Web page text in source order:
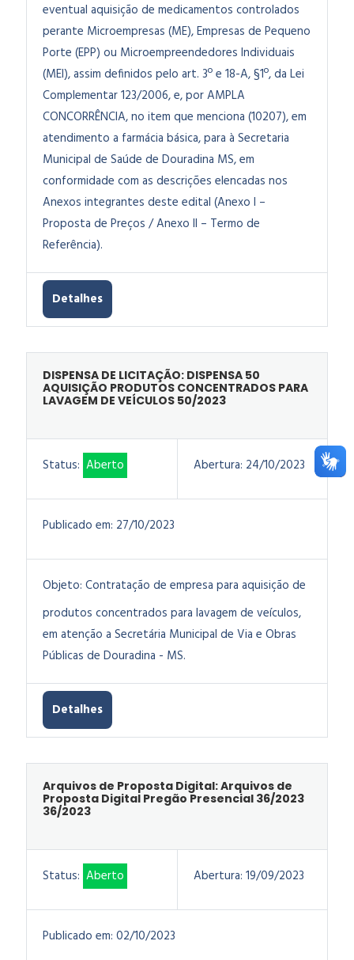
eventual aquisição de medicamentos controlados
perante Microempresas (ME), Empresas de Pequeno
Porte (EPP) ou Microempreendedores Individuais
(MEI), assim definidos pelo art. 3º e 18-A, §1º, da Lei
Complementar 123/2006, e, por AMPLA
CONCORRÊNCIA, no item que menciona (10207), em
atendimento a farmácia básica, para à Secretaria
Municipal de Saúde de Douradina MS, em
conformidade com as descrições elencadas nos
Anexos integrantes deste edital (Anexo I –
Proposta de Preços / Anexo II – Termo de
Referência).
Detalhes
DISPENSA DE LICITAÇÃO: DISPENSA 50
AQUISIÇÃO PRODUTOS CONCENTRADOS PARA
LAVAGEM DE VEÍCULOS 50/2023
Status: Aberto Abertura: 24/10/2023
Publicado em: 27/10/2023
Objeto: Contratação de empresa para aquisição de
produtos concentrados para lavagem de veículos,
em atenção a Secretária Municipal de Via e Obras
Públicas de Douradina - MS.
Detalhes
Arquivos de Proposta Digital: Arquivos de
Proposta Digital Pregão Presencial 36/2023
36/2023
Status: Aberto Abertura: 19/09/2023
Publicado em: 02/10/2023